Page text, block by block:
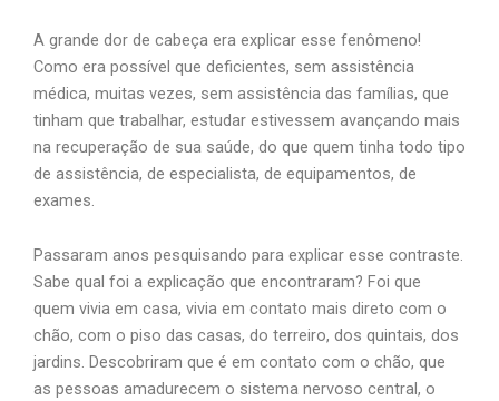
A grande dor de cabeça era explicar esse fenômeno!
Como era possível que deficientes, sem assistência
médica, muitas vezes, sem assistência das famílias, que
tinham que trabalhar, estudar estivessem avançando mais
na recuperação de sua saúde, do que quem tinha todo tipo
de assistência, de especialista, de equipamentos, de
exames.
Passaram anos pesquisando para explicar esse contraste.
Sabe qual foi a explicação que encontraram? Foi que
quem vivia em casa, vivia em contato mais direto com o
chão, com o piso das casas, do terreiro, dos quintais, dos
jardins. Descobriram que é em contato com o chão, que
as pessoas amadurecem o sistema nervoso central, o